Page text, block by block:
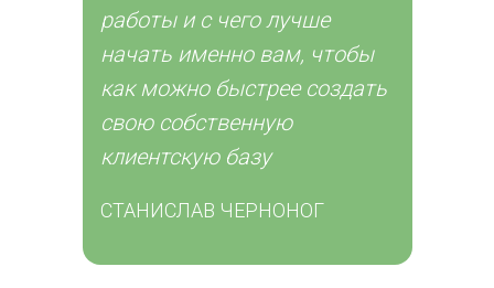
работы и с чего лучше
начать именно вам, чтобы
как можно быстрее создать
свою собственную
клиентскую базу
СТАНИСЛАВ ЧЕРНОНОГ